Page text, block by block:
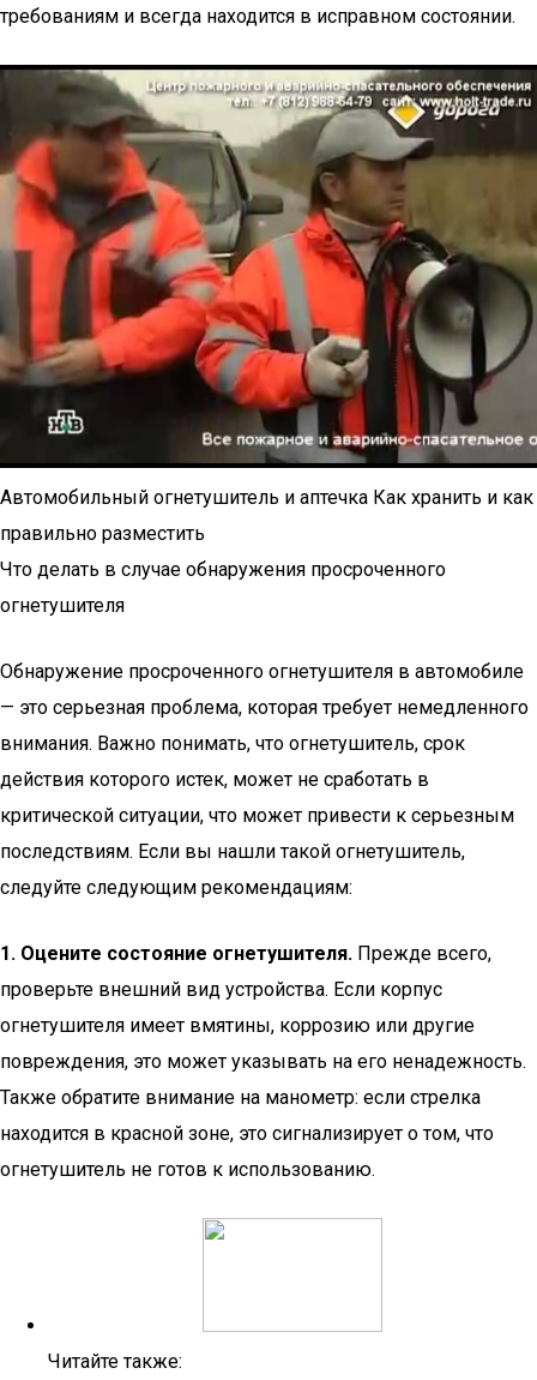
требованиям и всегда находится в исправном состоянии.
Автомобильный огнетушитель и аптечка Как хранить и как
правильно разместить
Что делать в случае обнаружения просроченного
огнетушителя
Обнаружение просроченного огнетушителя в автомобиле
— это серьезная проблема, которая требует немедленного
внимания. Важно понимать, что огнетушитель, срок
действия которого истек, может не сработать в
критической ситуации, что может привести к серьезным
последствиям. Если вы нашли такой огнетушитель,
следуйте следующим рекомендациям:
1. Оцените состояние огнетушителя. Прежде всего,
проверьте внешний вид устройства. Если корпус
огнетушителя имеет вмятины, коррозию или другие
повреждения, это может указывать на его ненадежность.
Также обратите внимание на манометр: если стрелка
находится в красной зоне, это сигнализирует о том, что
огнетушитель не готов к использованию.
Читайте также: